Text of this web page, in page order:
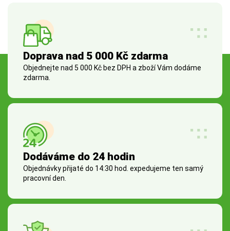
Doprava nad 5 000 Kč zdarma
Objednejte nad 5 000 Kč bez DPH a zboží Vám dodáme
zdarma.
Dodáváme do 24 hodin
Objednávky přijaté do 14:30 hod. expedujeme ten samý
pracovní den.